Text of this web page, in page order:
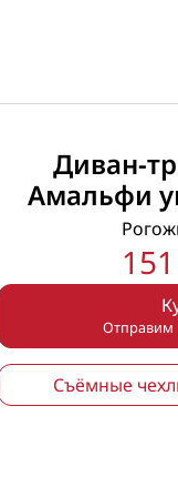
Диван-
Амальфи
Отправим
Съёмные